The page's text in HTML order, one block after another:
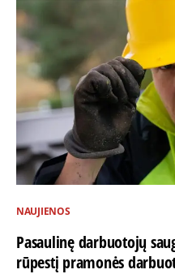
NAUJIENOS
Pasaulinę darbuotojų
rūpestį pramonės